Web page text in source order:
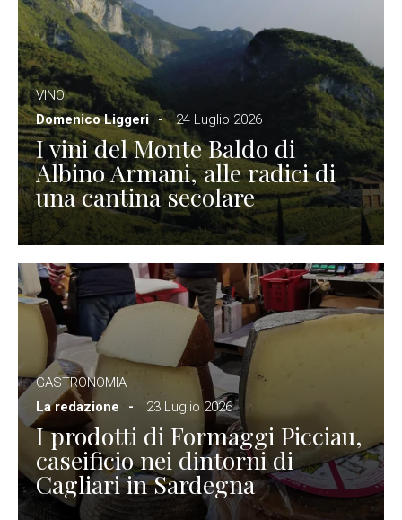
VINO
Domenico Liggeri
24 Luglio 2026
I vini del Monte Baldo di
Albino Armani, alle radici di
una cantina secolare
GASTRONOMIA
La redazione
23 Luglio 2026
I prodotti di Formaggi Picciau,
caseificio nei dintorni di
Cagliari in Sardegna